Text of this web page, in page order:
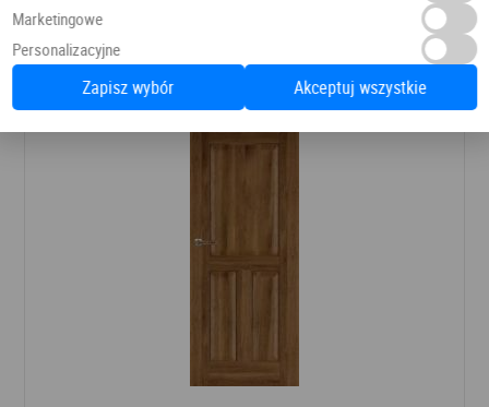
595,85 PLN
Marketingowe
Personalizacyjne
Zapisz wybór Akceptuj wszystkie